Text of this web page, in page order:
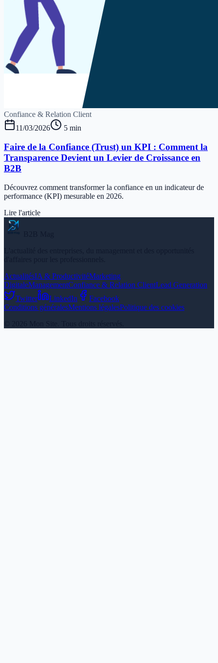
Confiance & Relation Client
11/03/2026
5 min
Faire de la Confiance (Trust) un KPI : Comment la
Transparence Devient un Levier de Croissance en
B2B
Découvrez comment transformer la confiance en un indicateur de
performance (KPI) mesurable en 2026.
Lire l'article
ActualitésIA & ProductivitéMarketing
DigitaleManagementConfiance & Relation ClientLead Generation
Twitter
LinkedIn
Facebook
Conditions généralesMentions légalesPolitique des cookies